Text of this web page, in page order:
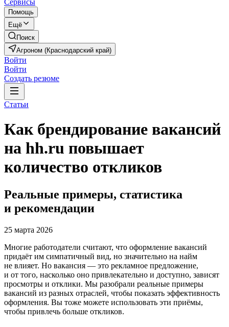
Сервисы
Помощь
Ещё
Поиск
Агроном (Краснодарский край)
Войти
Войти
Создать резюме
Статьи
Как брендирование вакансий
на hh.ru повышает
количество откликов
Реальные примеры, статистика
и рекомендации
25 марта 2026
Многие работодатели считают, что оформление вакансий
придаёт им симпатичный вид, но значительно на найм
не влияет. Но вакансия — это рекламное предложение,
и от того, насколько оно привлекательно и доступно, зависят
просмотры и отклики. Мы разобрали реальные примеры
вакансий из разных отраслей, чтобы показать эффективность
оформления. Вы тоже можете использовать эти приёмы,
чтобы привлечь больше откликов.